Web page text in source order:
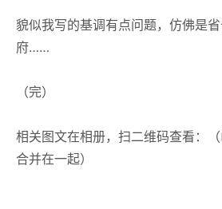
貌似我写的基调有点问题，仿佛是
府……
（完）
相关图文在相册，扫二维码查看：
合并在一起）